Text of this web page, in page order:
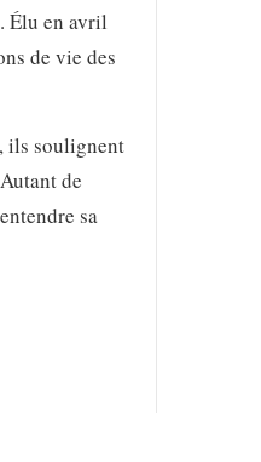
Élu en avril
de vie des
ils soulignent
de
sa